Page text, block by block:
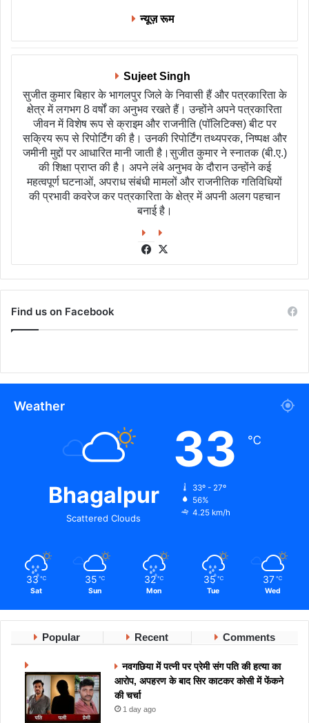
न्यूज़ रूम
Sujeet Singh
सुजीत कुमार बिहार के भागलपुर जिले के निवासी हैं और पत्रकारिता के
क्षेत्र में लगभग 8 वर्षों का अनुभव रखते हैं। उन्होंने अपने पत्रकारिता
जीवन में विशेष रूप से क्राइम और राजनीति (पॉलिटिक्स) बीट पर
सक्रिय रूप से रिपोर्टिंग की है। उनकी रिपोर्टिंग तथ्यपरक, निष्पक्ष और
जमीनी मुद्दों पर आधारित मानी जाती है।सुजीत कुमार ने स्नातक (बी.ए.)
की शिक्षा प्राप्त की है। अपने लंबे अनुभव के दौरान उन्होंने कई
महत्वपूर्ण घटनाओं, अपराध संबंधी मामलों और राजनीतिक गतिविधियों
की प्रभावी कवरेज कर पत्रकारिता के क्षेत्र में अपनी अलग पहचान
बनाई है।
Facebook
Find us on Facebook
Weather
Bhagalpur
Scattered Clouds
33 ℃
33º - 27º
56%
4.25 km/h
33 ℃
Sat
35 ℃
Sun
32 ℃
Mon
35 ℃
Tue
37 ℃
Wed
Popular Recent Comments
नवगछिया में पत्नी पर प्रेमी संग पति की हत्या का
आरोप, अपहरण के बाद सिर काटकर कोसी में फेंकने
की चर्चा
1 day ago